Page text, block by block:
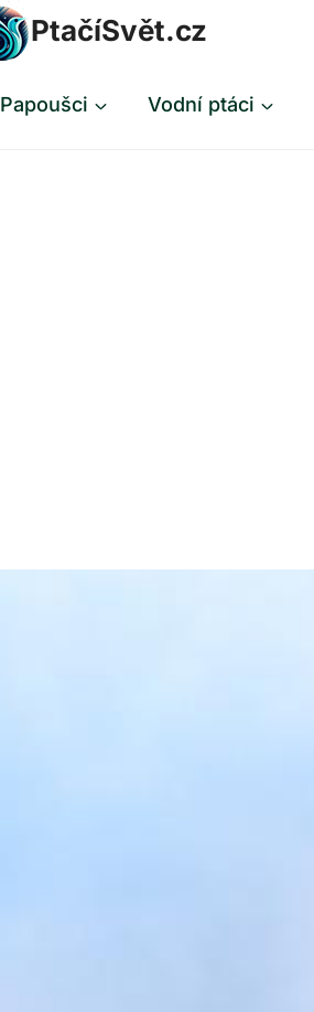
PtačíSvět.cz
Papoušci Vodní ptáci